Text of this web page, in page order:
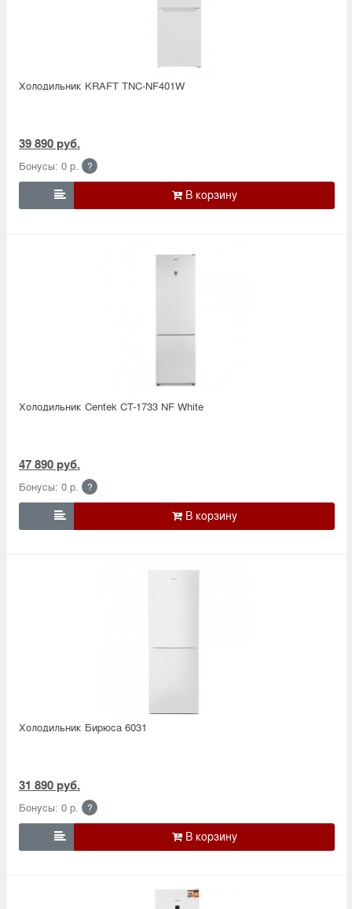
Холодильник KRAFT TNC-NF401W
39 890 руб.
Бонусы: 0 р. ?

Холодильник Centek CT-1733 NF White
47 890 руб.
Бонусы: 0 р. ?

Холодильник Бирюса 6031
31 890 руб.
Бонусы: 0 р. ?
